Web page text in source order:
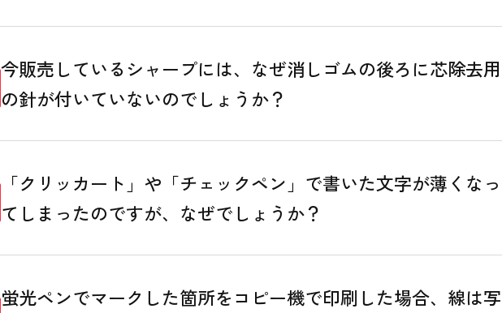
今販売しているシャープには、なぜ消しゴムの後ろに芯除去用
の針が付いていないのでしょうか？
「クリッカート」や「チェックペン」で書いた文字が薄くなっ
てしまったのですが、なぜでしょうか？
蛍光ペンでマークした箇所をコピー機で印刷した場合、線は写